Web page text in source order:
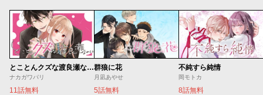
とことんクズな渡良瀬なのに
ナカガワパリ
11話無料
群狼に花
月凪あやせ
5話無料
不純すら純情
岡モトカ
8話無料